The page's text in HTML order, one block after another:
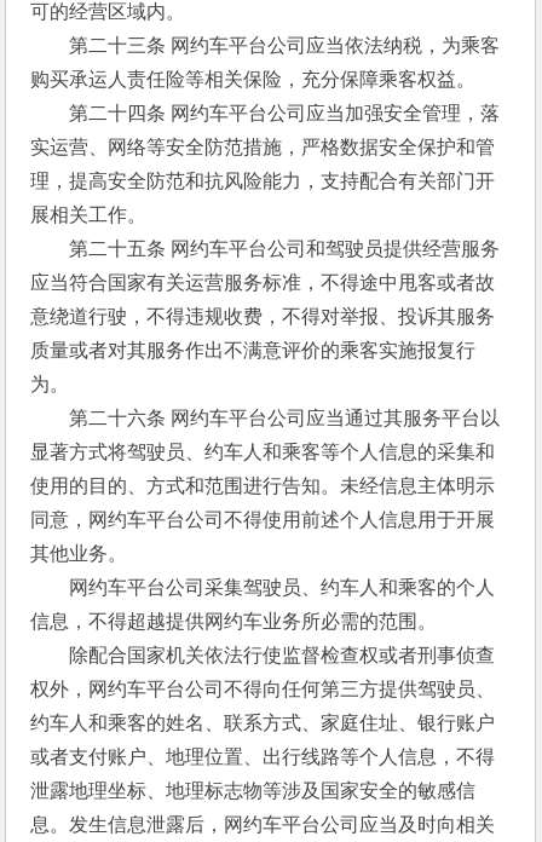
可的经营区域内。
第二十三条 网约车平台公司应当依法纳税，为乘客
购买承运人责任险等相关保险，充分保障乘客权益。
第二十四条 网约车平台公司应当加强安全管理，落
实运营、网络等安全防范措施，严格数据安全保护和管
理，提高安全防范和抗风险能力，支持配合有关部门开
展相关工作。
第二十五条 网约车平台公司和驾驶员提供经营服务
应当符合国家有关运营服务标准，不得途中甩客或者故
意绕道行驶，不得违规收费，不得对举报、投诉其服务
质量或者对其服务作出不满意评价的乘客实施报复行
为。
第二十六条 网约车平台公司应当通过其服务平台以
显著方式将驾驶员、约车人和乘客等个人信息的采集和
使用的目的、方式和范围进行告知。未经信息主体明示
同意，网约车平台公司不得使用前述个人信息用于开展
其他业务。
网约车平台公司采集驾驶员、约车人和乘客的个人
信息，不得超越提供网约车业务所必需的范围。
除配合国家机关依法行使监督检查权或者刑事侦查
权外，网约车平台公司不得向任何第三方提供驾驶员、
约车人和乘客的姓名、联系方式、家庭住址、银行账户
或者支付账户、地理位置、出行线路等个人信息，不得
泄露地理坐标、地理标志物等涉及国家安全的敏感信
息。发生信息泄露后，网约车平台公司应当及时向相关